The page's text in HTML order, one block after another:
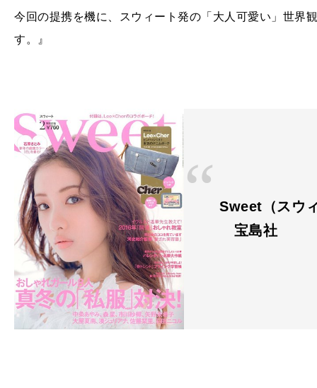
今回の提携を機に、スウィート発の「大人可愛い」世界
す。』
Sweet（スウ
宝島社